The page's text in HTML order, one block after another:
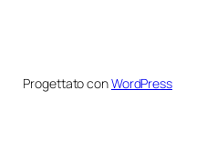
Progettato conWordPress